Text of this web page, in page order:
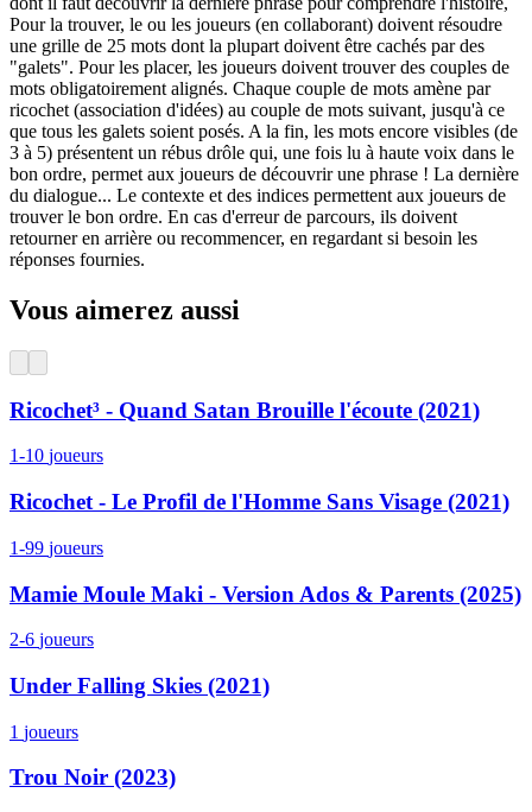
Pour la trouver, le ou les joueurs (en collaborant) doivent résoudre
une grille de 25 mots dont la plupart doivent être cachés par des
"galets". Pour les placer, les joueurs doivent trouver des couples de
mots obligatoirement alignés. Chaque couple de mots amène par
ricochet (association d'idées) au couple de mots suivant, jusqu'à ce
que tous les galets soient posés. A la fin, les mots encore visibles (de
3 à 5) présentent un rébus drôle qui, une fois lu à haute voix dans le
bon ordre, permet aux joueurs de découvrir une phrase ! La dernière
du dialogue... Le contexte et des indices permettent aux joueurs de
trouver le bon ordre. En cas d'erreur de parcours, ils doivent
retourner en arrière ou recommencer, en regardant si besoin les
réponses fournies.
Vous aimerez aussi
Ricochet³ - Quand Satan Brouille l'écoute (2021)
1-10 joueurs
Ricochet - Le Profil de l'Homme Sans Visage (2021)
1-99 joueurs
Mamie Moule Maki - Version Ados & Parents (2025)
2-6 joueurs
Under Falling Skies (2021)
1 joueurs
Trou Noir (2023)